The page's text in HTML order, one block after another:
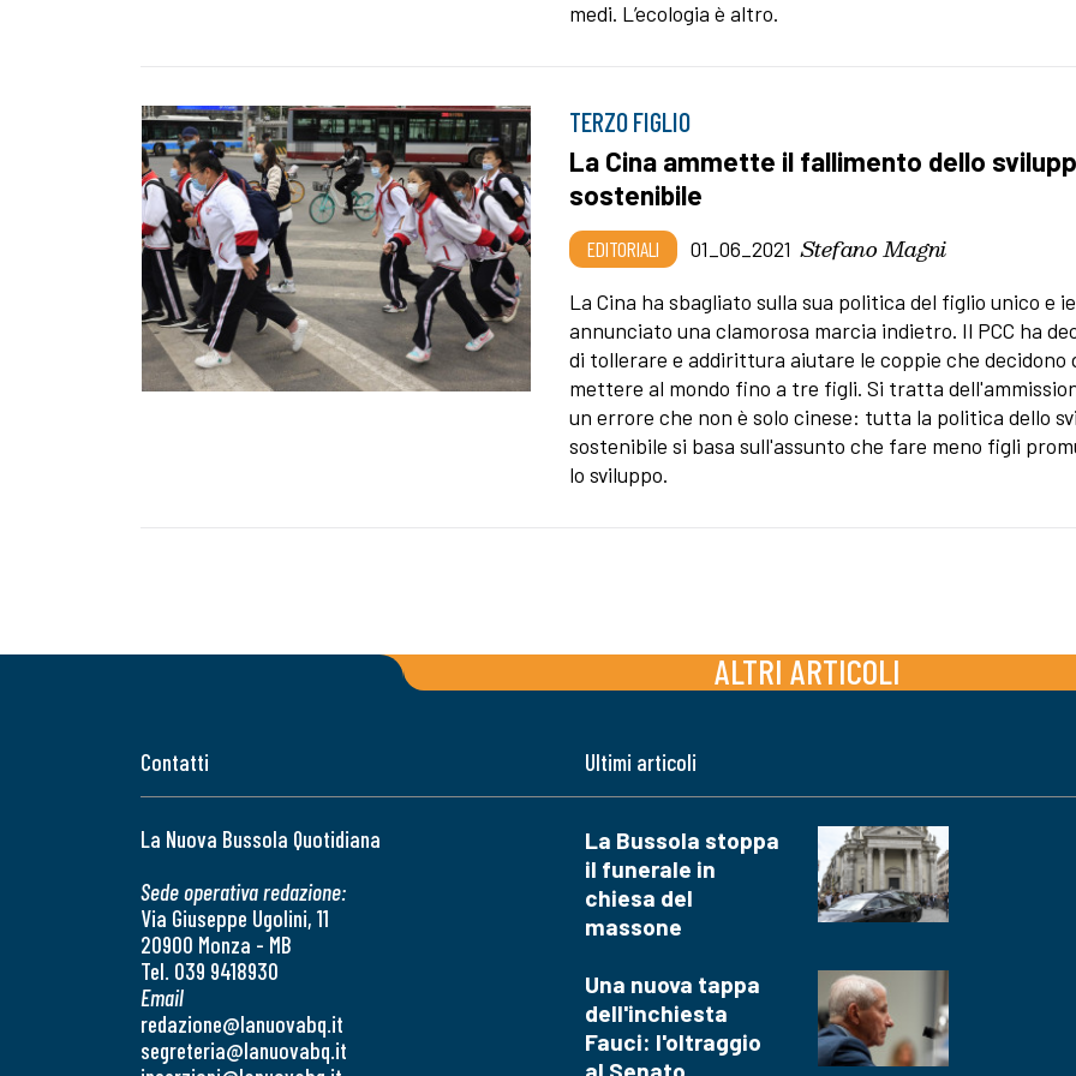
medi. L’ecologia è altro.
TERZO FIGLIO
La Cina ammette il fallimento dello
sostenibile
EDITORIALI 01_06_2021 Stefano Magni
La Cina ha sbagliato sulla sua politica del figlio unico e
annunciato una clamorosa marcia indietro. Il PCC ha
di tollerare e addirittura aiutare le coppie che decidono
mettere al mondo fino a tre figli. Si tratta
un errore che non è solo cinese: tutta la politica dello
sostenibile si basa sull'assunto che fare meno figli
lo sviluppo.
ALTRI ARTICOLI
Contatti
La Nuova Bussola Quotidiana
Sede operativa redazione:
Via Giuseppe Ugolini, 11
20900 Monza - MB
Tel. 039 9418930
Email
redazione@lanuovabq.it
segreteria@lanuovabq.it
Ultimi articoli
La Bussola stoppa
il funerale in
chiesa del
massone
Una nuova tappa
dell'inchiesta
Fauci: l'oltraggio